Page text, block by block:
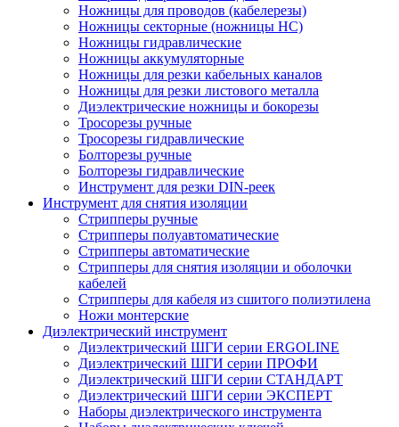
Ножницы для проводов (кабелерезы)
Ножницы секторные (ножницы НС)
Ножницы гидравлические
Ножницы аккумуляторные
Ножницы для резки кабельных каналов
Ножницы для резки листового металла
Диэлектрические ножницы и бокорезы
Тросорезы ручные
Тросорезы гидравлические
Болторезы ручные
Болторезы гидравлические
Инструмент для резки DIN-реек
Инструмент для снятия изоляции
Cтрипперы ручные
Cтрипперы полуавтоматические
Cтрипперы автоматические
Стрипперы для снятия изоляции и оболочки
кабелей
Стрипперы для кабеля из сшитого полиэтилена
Ножи монтерские
Диэлектрический инструмент
Диэлектрический ШГИ серии ERGOLINE
Диэлектрический ШГИ серии ПРОФИ
Диэлектрический ШГИ серии СТАНДАРТ
Диэлектрический ШГИ серии ЭКСПЕРТ
Наборы диэлектрического инструмента